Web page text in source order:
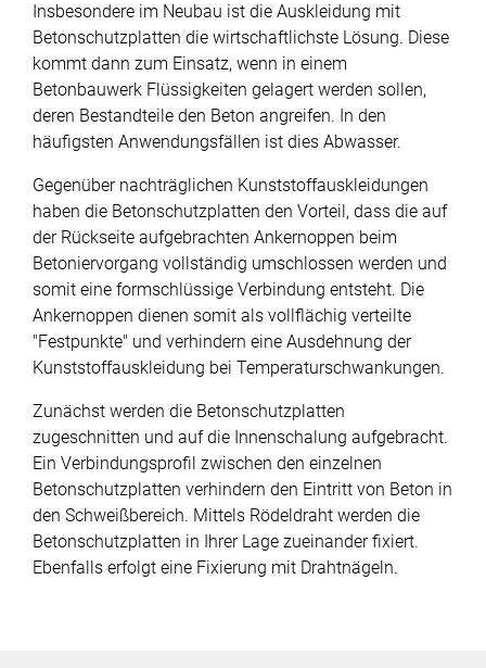
Insbesondere im Neubau ist die Auskleidung mit
Betonschutzplatten die wirtschaftlichste Lösung. Diese
kommt dann zum Einsatz, wenn in einem
Betonbauwerk Flüssigkeiten gelagert werden sollen,
deren Bestandteile den Beton angreifen. In den
häufigsten Anwendungsfällen ist dies Abwasser.
Gegenüber nachträglichen Kunststoffauskleidungen
haben die Betonschutzplatten den Vorteil, dass die auf
der Rückseite aufgebrachten Ankernoppen beim
Betoniervorgang vollständig umschlossen werden und
somit eine formschlüssige Verbindung entsteht. Die
Ankernoppen dienen somit als vollflächig verteilte
"Festpunkte" und verhindern eine Ausdehnung der
Kunststoffauskleidung bei Temperaturschwankungen.
Zunächst werden die Betonschutzplatten
zugeschnitten und auf die Innenschalung aufgebracht.
Ein Verbindungsprofil zwischen den einzelnen
Betonschutzplatten verhindern den Eintritt von Beton in
den Schweißbereich. Mittels Rödeldraht werden die
Betonschutzplatten in Ihrer Lage zueinander fixiert.
Ebenfalls erfolgt eine Fixierung mit Drahtnägeln.
Schachtsanierung
Absetzcontainer
Sonderbauteile
Kunststoff schweißen
Deponiebau
Serviceleistungen
Stahlverarbeitung
Unternehmen
News